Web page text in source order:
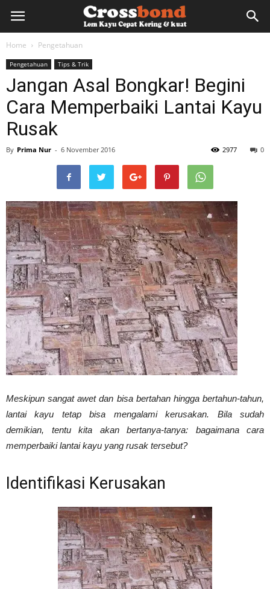
lemkayu.net
Lem
HPL,
Kertas,
Vinyl
Cepat
Kering,
Home Pengetahuan
Pengetahuan Tips & Trik
Jangan Asal Bongkar! Begini
Cara Memperbaiki Lantai Kayu
Rusak
By Prima Nur - 6 November 2016 0
2977
Meskipun sangat awet dan bisa bertahan hingga bertahun-tahun,
lantai kayu tetap bisa mengalami kerusakan. Bila sudah
demikian, tentu kita akan bertanya-tanya: bagaimana cara
memperbaiki lantai kayu yang rusak tersebut?
Identifikasi Kerusakan